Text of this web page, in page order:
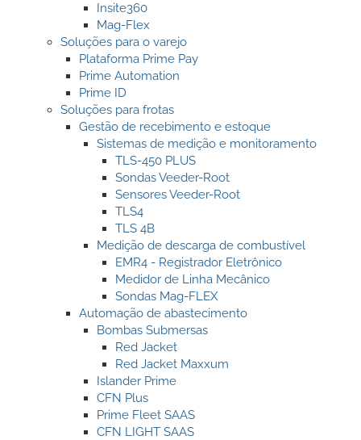
Insite360
Mag-Flex
Soluções para o varejo
Plataforma Prime Pay
Prime Automation
Prime ID
Soluções para frotas
Gestão de recebimento e estoque
Sistemas de medição e monitoramento
TLS-450 PLUS
Sondas Veeder-Root
Sensores Veeder-Root
TLS4
TLS 4B
Medição de descarga de combustível
EMR4 - Registrador Eletrônico
Medidor de Linha Mecânico
Sondas Mag-FLEX
Automação de abastecimento
Bombas Submersas
Red Jacket
Red Jacket Maxxum
Islander Prime
CFN Plus
Prime Fleet SAAS
CFN LIGHT SAAS